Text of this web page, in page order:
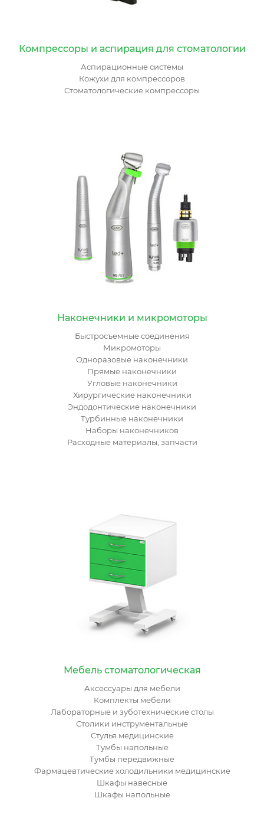
Компрессоры и аспирация для стоматологии
Аспирационные системы
Кожухи для компрессоров
Стоматологические компрессоры
Наконечники и микромоторы
Быстросъемные соединения
Микромоторы
Одноразовые наконечники
Прямые наконечники
Угловые наконечники
Хирургические наконечники
Эндодонтические наконечники
Турбинные наконечники
Наборы наконечников
Расходные материалы, запчасти
Мебель стоматологическая
Аксессуары для мебели
Комплекты мебели
Лабораторные и зуботехнические столы
Столики инструментальные
Стулья медицинские
Тумбы напольные
Тумбы передвижные
Фармацевтические холодильники медицинские
Шкафы навесные
Шкафы напольные